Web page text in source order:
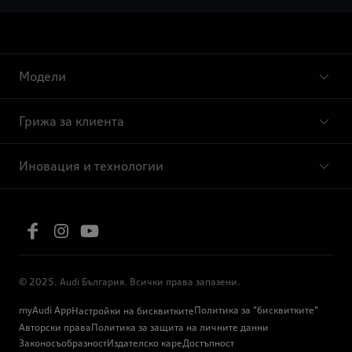
Модели
Грижа за клиента
Иновация и технологии
© 2025. Audi България. Всички права запазени.
myAudi AppНастройки на бисквиткитеПолитика за "бисквитките"
Авторски праваПолитика за защита на личните данни
ЗаконосъобразностИздателско кареДостъпност